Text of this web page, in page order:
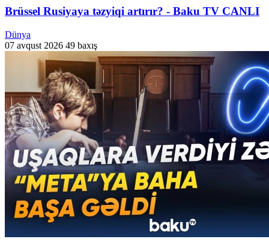
Brüssel Rusiyaya təzyiqi artırır? - Baku TV CANLI
Dünya
07 avqust 2026 49 baxış